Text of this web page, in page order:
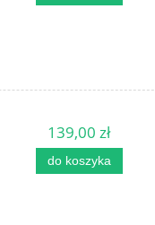
139,00 zł
do koszyka